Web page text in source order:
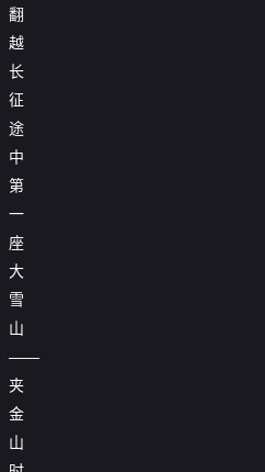
翻
越
长
征
途
中
第
一
座
大
雪
山
——
夹
金
山